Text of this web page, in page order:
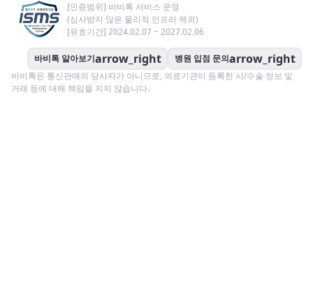
[인증범위] 바비톡 서비스 운영
(심사받지 않은 물리적 인프라 제외)
[유효기간] 2024.02.07 ~ 2027.02.06
바비톡 알아보기arrow_right 병원 입점 문의arrow_right
바비톡은 통신판매의 당사자가 아니므로, 의료기관이 등록한 시/수술 정보 및
거래 등에 대해 책임을 지지 않습니다.